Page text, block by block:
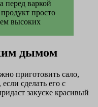
перед варкой
просто
высоких
дымом
приготовить сало,
сделать его с
закуске красивый